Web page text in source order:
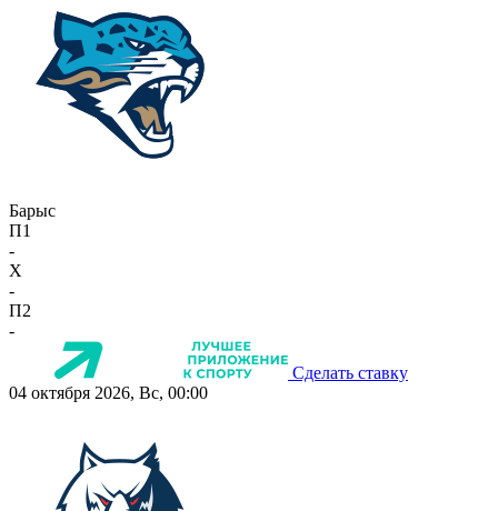
Барыс
П1
-
X
-
П2
-
Сделать ставку
04 октября 2026, Вс, 00:00